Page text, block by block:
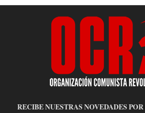
RECIBE NUESTRAS NOVEDADES